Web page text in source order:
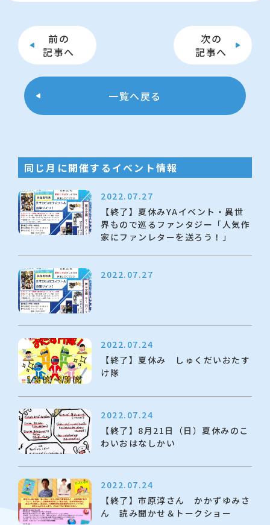
前の
記事へ
次の
記事へ
一覧へ戻る
同じ月に開催するイベント情報
2022.07.27
【終了】夏休みYAイベント・異世
界もので巡るファンタジー「人気作
家にファンレターを送ろう！」
2022.07.27
2022.07.24
【終了】夏休み しゅくだいおたす
け隊
2022.07.24
【終了】8月21日（日）夏休みのこ
わいおはなしかい
2022.07.24
【終了】市原淳さん かかずゆみさ
ん 読み聞かせ＆トークショー